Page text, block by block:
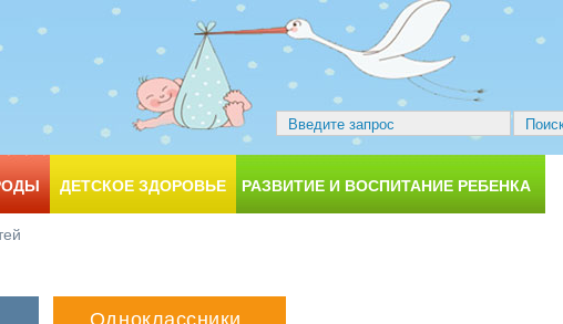
ДЕТСКОЕ ЗДОРОВЬЕ РАЗВИТИЕ И ВОСПИТАНИЕ РЕБЕНКА